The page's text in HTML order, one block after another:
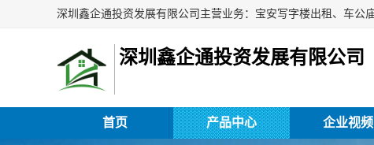
深圳鑫企通投资发展有限公司
首页 产品中心 企业视频